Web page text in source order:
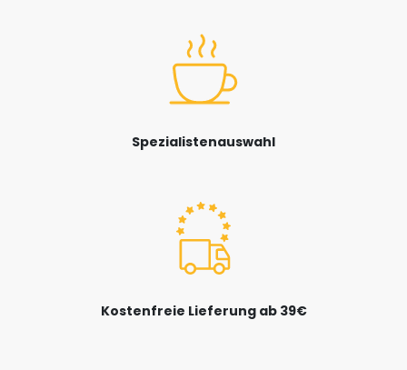
Spezialistenauswahl
Kostenfreie Lieferung ab 39€